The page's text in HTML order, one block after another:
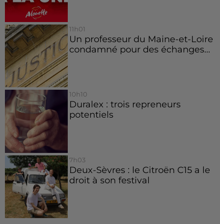
11h01
Un professeur du Maine-et-Loire
condamné pour des échanges...
10h10
Duralex : trois repreneurs
potentiels
7h03
Deux-Sèvres : le Citroën C15 a le
droit à son festival